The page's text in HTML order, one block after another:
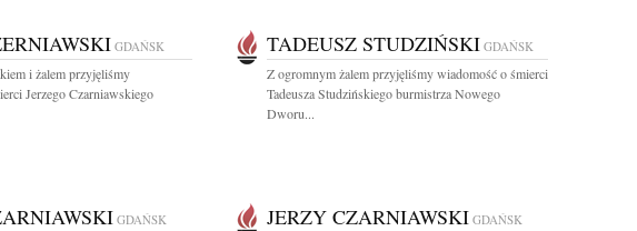
GDAŃSK
i żalem przyjęliśmy
Jerzego Czarniawskiego
TADEUSZ STUDZIŃSKI GDAŃSK
Z ogromnym żalem przyjęliśmy wiadomość o śmierci
Tadeusza Studzińskiego burmistrza Nowego
Dworu...
GDAŃSK JERZY CZARNIAWSKI GDAŃSK